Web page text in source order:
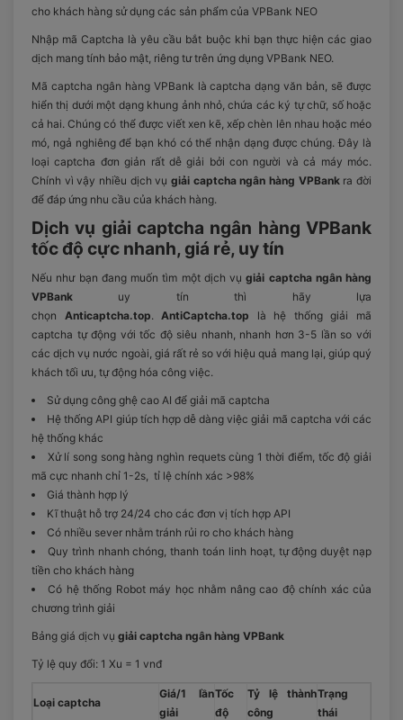
cho khách hàng sử dụng các sản phẩm của VPBank NEO
Nhập mã Captcha là yêu cầu bắt buộc khi bạn thực hiện các giao
dịch mang tính bảo mật, riêng tư trên ứng dụng VPBank NEO.
Mã captcha ngân hàng VPBank là captcha dạng văn bản, sẽ được
hiển thị dưới một dạng khung ảnh nhỏ, chứa các ký tự chữ, số hoặc
cả hai. Chúng có thể được viết xen kẽ, xếp chèn lên nhau hoặc méo
mó, ngả nghiêng để bạn khó có thể nhận dạng được chúng. Đây là
loại captcha đơn giản rất dễ giải bởi con người và cả máy móc.
Chính vì vậy nhiều dịch vụ giải captcha ngân hàng VPBankra đời
để đáp ứng nhu cầu của khách hàng.
Dịch vụ giải captcha ngân hàng VPBank
tốc độ cực nhanh, giá rẻ, uy tín
Nếu như bạn đang muốn tìm một dịch vụgiải captcha ngân hàng
VPBank uy tín thì hãy lựa
chọn Anticaptcha.top.AntiCaptcha.top là hệ thống giải mã
captcha tự động với tốc độ siêu nhanh, nhanh hơn 3-5 lần so với
các dịch vụ nước ngoài, giá rất rẻ so với hiệu quả mang lại, giúp quý
khách tối ưu, tự động hóa công việc.
Sử dụng công ghệ cao AI để giải mã captcha
Hệ thống API giúp tích hợp dễ dàng việc giải mã captcha với các
hệ thống khác
Xử lí song song hàng nghìn requets cùng 1 thời điểm, tốc độ giải
mã cực nhanh chỉ 1-2s, tỉ lệ chính xác >98%
Giá thành hợp lý
Kĩ thuật hỗ trợ 24/24 cho các đơn vị tích hợp API
Có nhiều sever nhằm tránh rủi ro cho khách hàng
Quy trình nhanh chóng, thanh toán linh hoạt, tự động duyệt nạp
tiền cho khách hàng
Có hệ thống Robot máy học nhằm nâng cao độ chính xác của
chương trình giải
Bảng giá dịch vụ giải captcha ngân hàng VPBank
Tỷ lệ quy đổi: 1 Xu = 1 vnđ
Loại captcha
Giá/1 lần
giải
Tốc
độ
Tỷ lệ thành
công
Trạng
thái